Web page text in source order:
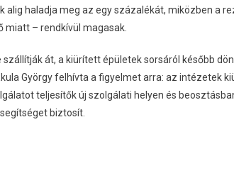
haladja meg az egy százalékát, miközben a
– rendkívül magasak.
át, a kiürített épületek sorsáról később
György felhívta a figyelmet arra: az intézetek
teljesítők új szolgálati helyen és
biztosít.